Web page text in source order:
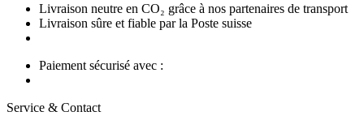
Livraison neutre en CO₂ grâce à nos partenaires de transport
Livraison sûre et fiable par la Poste suisse
Paiement sécurisé avec :
Service & Contact